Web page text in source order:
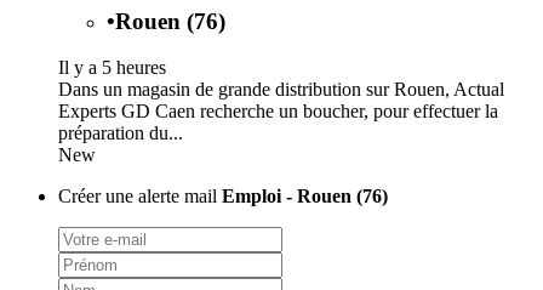
•Rouen (76)
Il y a 5 heures
Dans un magasin de grande distribution sur Rouen, Actual
Experts GD Caen recherche un boucher, pour effectuer la
préparation du...
New
Créer une alerte mail Emploi - Rouen (76)